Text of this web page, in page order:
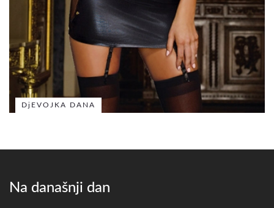
DjEVOJKA DANA
Na današnji dan